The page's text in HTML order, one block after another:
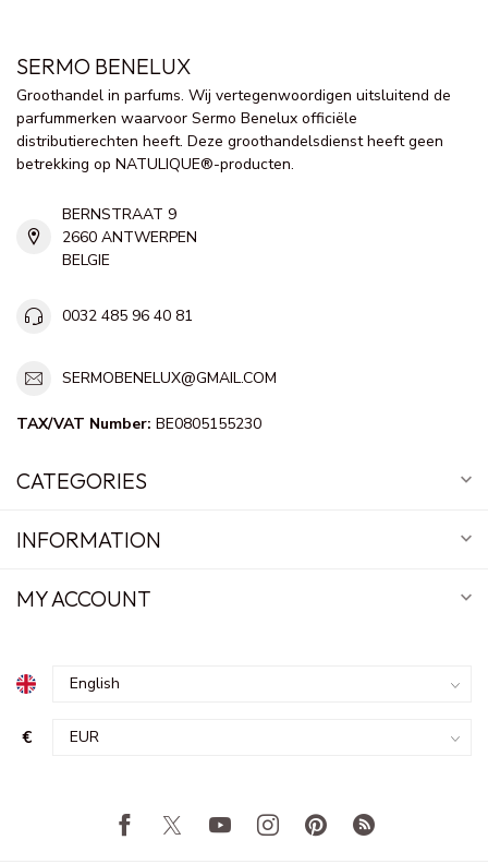
SERMO BENELUX
Groothandel in parfums. Wij vertegenwoordigen uitsluitend de
parfummerken waarvoor Sermo Benelux officiële
distributierechten heeft. Deze groothandelsdienst heeft geen
betrekking op NATULIQUE®-producten.
BERNSTRAAT 9
2660 ANTWERPEN
BELGIE
0032 485 96 40 81
SERMOBENELUX@GMAIL.COM
TAX/VAT Number: BE0805155230
CATEGORIES
INFORMATION
MY ACCOUNT
€